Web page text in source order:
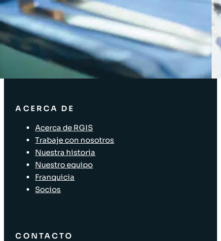
Soluciones de inventario
Soluciones empresariales
Soluciones para la cadena de suministro
Etiquetado de activos
Soluciones para el sector minorista
ACERCA DE
Acerca de RGIS
Trabaje con nosotros
Nuestra historia
Nuestro equipo
Franquicia
Socios
CONTACTO